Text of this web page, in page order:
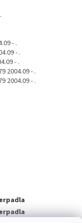
- .
- .
- .
2004.09 - .
2004.09 - .